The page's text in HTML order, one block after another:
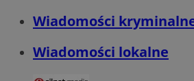
Wiadomości
Wiadomości lokalne